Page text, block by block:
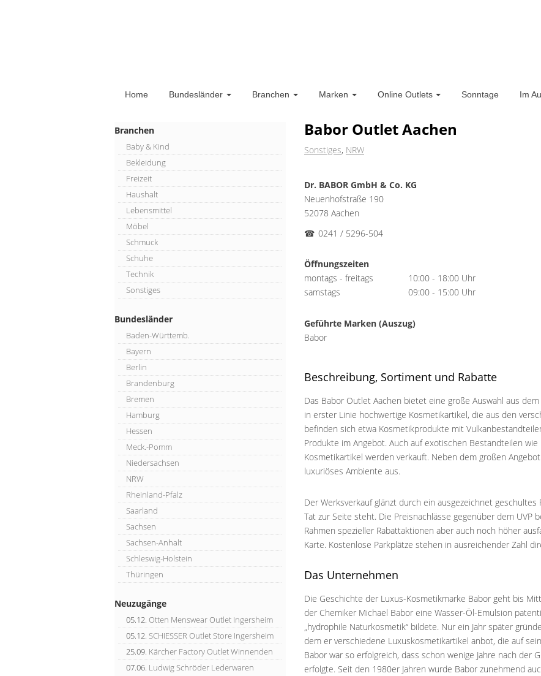
Home Bundesländer Branchen Marken Online Outlets Sonntage Im
Babor Outlet Aachen
Sonstiges, NRW
Dr. BABOR GmbH & Co. KG
Neuenhofstraße 190
52078 Aachen
☎ 0241 / 5296-504
Öffnungszeiten
montags - freitags
10:00 - 18:00 Uhr
samstags
09:00 - 15:00 Uhr
Geführte Marken (Auszug)
Babor
Beschreibung, Sortiment und Rabatte
Das Babor Outlet Aachen bietet eine große Auswahl aus
in erster Linie hochwertige Kosmetikartikel, die aus den
befinden sich etwa Kosmetikprodukte mit
Produkte im Angebot. Auch auf exotischen Bestandteilen
Kosmetikartikel werden verkauft. Neben dem großen
luxuriöses Ambiente aus.
Der Werksverkauf glänzt durch ein ausgezeichnet
Tat zur Seite steht. Die Preisnachlässe gegenüber dem UVP
Rahmen spezieller Rabattaktionen aber auch noch höher
Karte. Kostenlose Parkplätze stehen in ausreichender Zahl
Das Unternehmen
Die Geschichte der Luxus-Kosmetikmarke Babor geht bis
der Chemiker Michael Babor eine Wasser-Öl-Emulsion
„hydrophile Naturkosmetik“ bildete. Nur ein Jahr später
dem er verschiedene Luxuskosmetikartikel anbot, die auf
Babor war so erfolgreich, dass schon wenige Jahre nach der
erfolgte. Seit den 1980er Jahren wurde Babor zunehmend
Branchen
Baby & Kind
Bekleidung
Freizeit
Haushalt
Lebensmittel
Möbel
Schmuck
Schuhe
Technik
Sonstiges
Bundesländer
Baden-Württemb.
Bayern
Berlin
Brandenburg
Bremen
Hamburg
Hessen
Meck.-Pomm
Niedersachsen
NRW
Rheinland-Pfalz
Saarland
Sachsen
Sachsen-Anhalt
Schleswig-Holstein
Thüringen
Neuzugänge
05.12. Otten Menswear Outlet Ingersheim
05.12. SCHIESSER Outlet Store Ingersheim
25.09. Kärcher Factory Outlet Winnenden
07.06. Ludwig Schröder Lederwaren